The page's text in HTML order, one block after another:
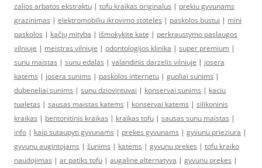
zalios arbatos ekstraktu | tofu kraikas originalus | prekiu gyvunams
grazinimas | elektromobiliu ikrovimo stoteles | paskolos bustui | mini
paskolos | kačių mityba | išmokykite katę | perkraustymo paslaugos
vilniuje | meistras vilniuje | odontologijos klinika | super premium |
sunu maistas | sunu edalas | valandinis darzelis vilniuje | josera
katems | josera sunims | paskolos internetu | guoliai sunims |
dubeneliai sunims | sunu dziovintuvai | konservai sunims | kaciu
tualetas | sausas maistas katems | konservai katems | silikoninis
kraikas | bentonitinis kraikas | kraikas tofu | sausas sunu maistas |
info | kaip sutaupyti gyvunams | prekes gyvunams | gyvunu prieziura |
gyvunu augintojams | šunims | katėms | gyvunu prekes | tofu kraiko
naudojimas | ar patiks tofu | augalinė alternatyva | gyvunu prekes |